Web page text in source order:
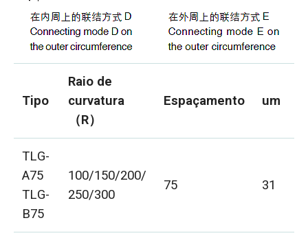
Tipo
Raio de
curvatura
（R）
Espaçamento um
TLG-
A75
TLG-
B75
100/150/200/
250/300
75 31